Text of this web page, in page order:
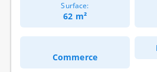
Surface:
62 m²
Commerce